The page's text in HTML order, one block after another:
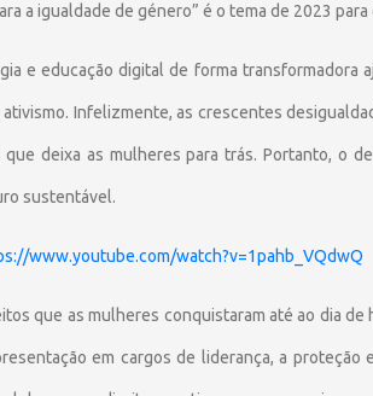
a igualdade de género” é o tema de 2023
e educação digital de forma transformadora
Infelizmente, as crescentes
deixa as mulheres para trás. Portanto, o
sustentável.
www.youtube.com/watch?v=1pahb_VQdwQ
que as mulheres conquistaram até ao dia
em cargos de liderança, a